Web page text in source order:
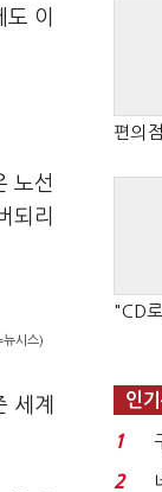
이
노선
되리
시스)
세계
편의
"CD
인
1
2